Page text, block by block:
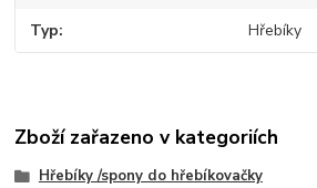
Typ Hřebíky
Zboží zařazeno v kategoriích
Hřebíky /spony do hřebíkovačky